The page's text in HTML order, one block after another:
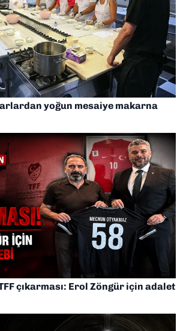
yoğun mesaiye makarna
çıkarması: Erol Zöngür için adalet